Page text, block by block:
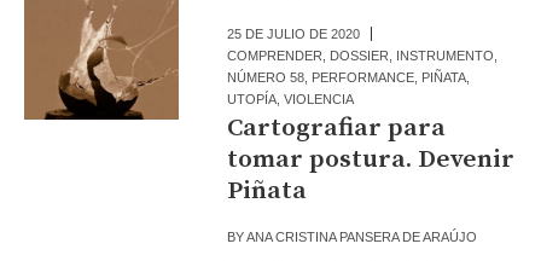
25 DE JULIO DE 2020
COMPRENDER
DOSSIER INSTRUMENTO
NÚMERO 58 PERFORMANCE PIÑATA
UTOPÍA ,VIOLENCIA
Cartografiar para
tomar postura. Devenir
Piñata
BYANA CRISTINA PANSERA DE ARAÚJO